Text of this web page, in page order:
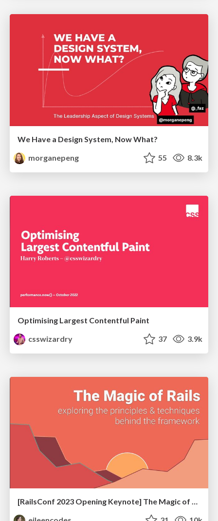
We Have a Design System, Now What?
morganepeng
55 8.3k
Optimising Largest Contentful Paint
csswizardry
37 3.9k
[RailsConf 2023 Opening Keynote] The Magic of Rails